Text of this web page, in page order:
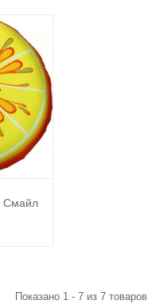
Смайл
Показано 1 - 7 из 7 товаров